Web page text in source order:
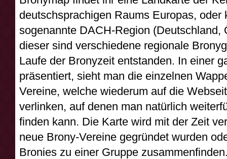
deutschsprachigen Raums Europas, oder
sogenannte DACH-Region (Deutschland,
dieser sind verschiedene regionale
Laufe der Bronyzeit entstanden. In einer
präsentiert, sieht man die einzelnen
Vereine, welche wiederum auf die
verlinken, auf denen man natürlich
finden kann. Die Karte wird mit der Zeit
neue Brony-Vereine gegründet wurden
Bronies zu einer Gruppe